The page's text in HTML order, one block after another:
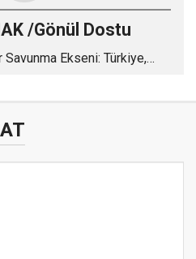
/Gönül Dostu
Savunma Ekseni: Türkiye,